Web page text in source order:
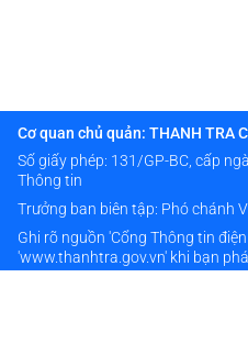
Cơ quan chủ quản: THANH TRA
Số giấy phép: 131/GP-BC, cấp
Thông tin
Trưởng ban biên tập: Phó chánh
Ghi rõ nguồn 'Cổng Thông tin
'www.thanhtra.gov.vn' khi bạn